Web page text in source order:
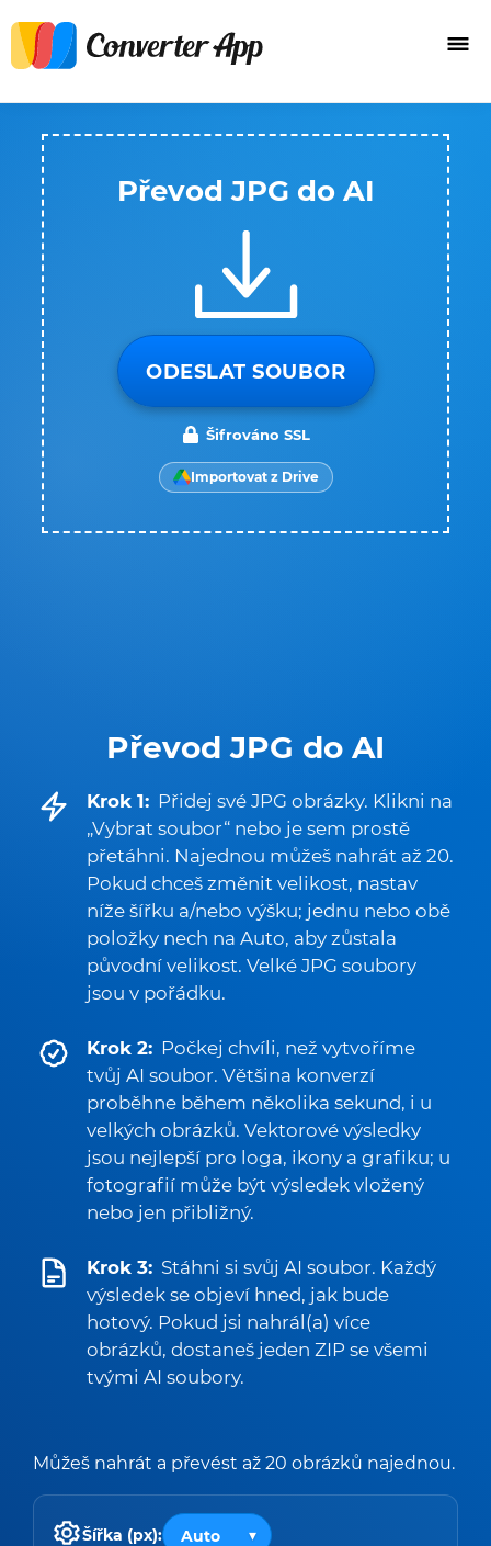
Převod JPG do AI
Krok 1: Přidej své JPG obrázky. Klikni na
„Vybrat soubor“ nebo je sem prostě
přetáhni. Najednou můžeš nahrát až 20.
Pokud chceš změnit velikost, nastav
níže šířku a/nebo výšku; jednu nebo obě
položky nech na Auto, aby zůstala
původní velikost. Velké JPG soubory
jsou v pořádku.
Krok 2: Počkej chvíli, než vytvoříme
tvůj AI soubor. Většina konverzí
proběhne během několika sekund, i u
velkých obrázků. Vektorové výsledky
jsou nejlepší pro loga, ikony a grafiku; u
fotografií může být výsledek vložený
nebo jen přibližný.
Krok 3: Stáhni si svůj AI soubor. Každý
výsledek se objeví hned, jak bude
hotový. Pokud jsi nahrál(a) více
obrázků, dostaneš jeden ZIP se všemi
tvými AI soubory.
Můžeš nahrát a převést až 20 obrázků najednou.
Šířka (px):
Převod JPG do AI
ODESLAT SOUBOR
Šifrováno SSL
Importovat z Drive